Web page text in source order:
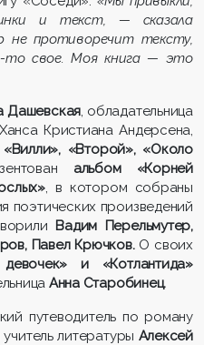
и текст, — сказала
противоречит тексту,
свое. Моя книга — это
Дашевская, обладательница
Кристиана Андерсена,
«Вилли», «Второй», «Около
альбом «Корней
, в котором собраны
поэтических произведений
Вадим Перельмутер,
Павел Крючков. О своих
и «Котлантида»
Анна Старобинец.
путеводитель по роману
литературы Алексей